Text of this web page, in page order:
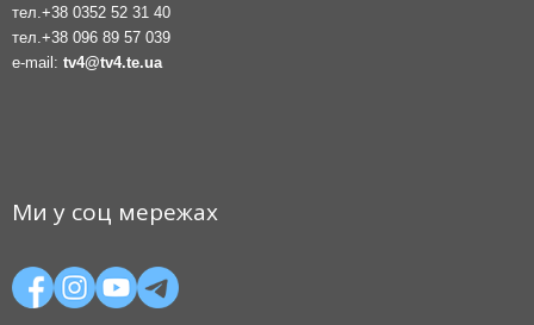
тел. +38 0352 52 31 40
тел. +38 096 89 57 039
e-mail: tv4@tv4.te.ua
Ми у соц мережах